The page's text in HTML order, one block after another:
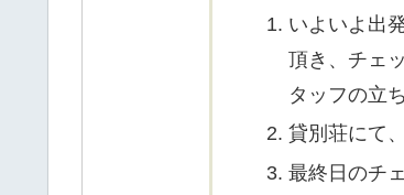
いよいよ出
頂き、チェ
タッフの立
貸別荘にて
最終日のチ